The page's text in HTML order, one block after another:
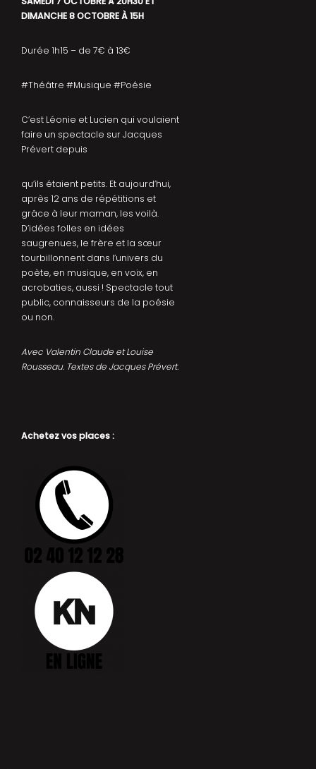
DIMANCHE 8 OCTOBRE À 15H
Durée 1h15 – de 7€ à 13€
#Théâtre #Musique #Poésie
C’est Léonie et Lucien qui voulaient
faire un spectacle sur Jacques
Prévert depuis
qu’ils étaient petits. Et aujourd’hui,
après 12 ans de répétitions et
grâce à leur maman, les voilà.
D’idées folles en idées
saugrenues, le frère et la sœur
tourbillonnent dans l’univers du
poète, en musique, en voix, en
acrobaties, aussi ! Spectacle tout
public, connaisseurs de la poésie
ou non.
Avec Valentin Claude et Louise
Rousseau. Textes de Jacques Prévert.
Achetez vos places :